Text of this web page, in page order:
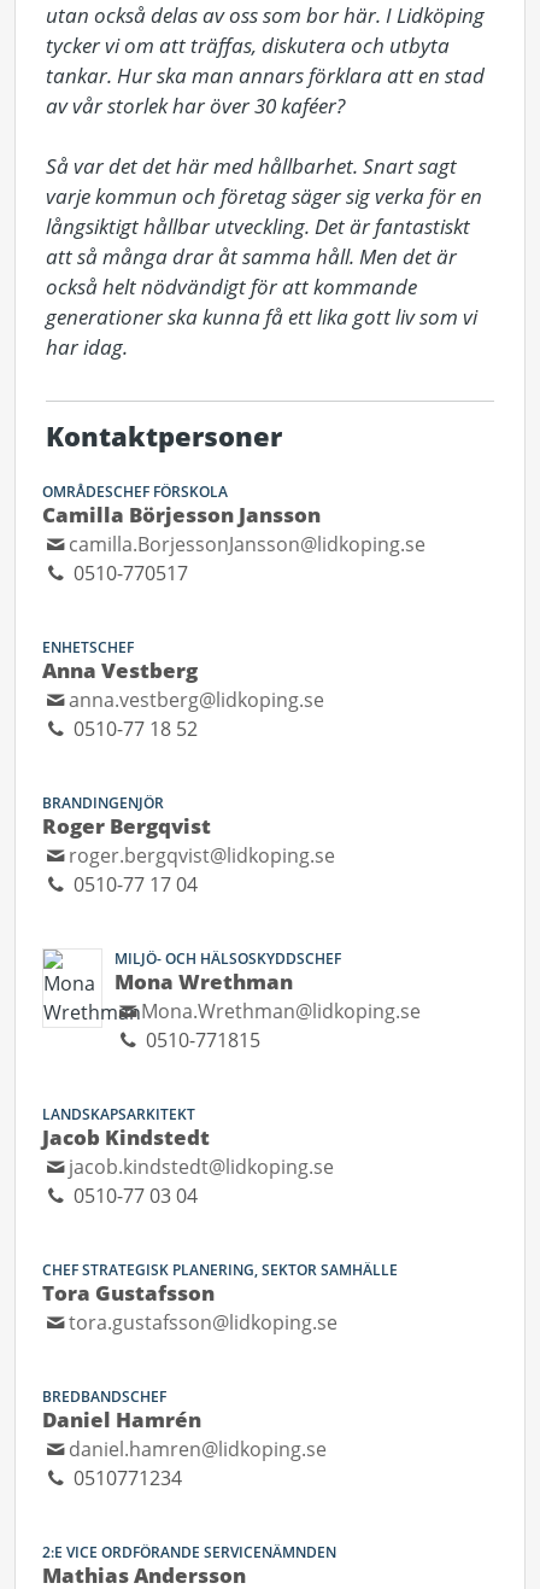
utan också delas av oss som bor här. I Lidköping
tycker vi om att träffas, diskutera och utbyta
tankar. Hur ska man annars förklara att en stad
av vår storlek har över 30 kaféer?
Så var det det här med hållbarhet. Snart sagt
varje kommun och företag säger sig verka för en
långsiktigt hållbar utveckling. Det är fantastiskt
att så många drar åt samma håll. Men det är
också helt nödvändigt för att kommande
generationer ska kunna få ett lika gott liv som vi
har idag.
Kontaktpersoner
OMRÅDESCHEF FÖRSKOLA
Camilla Börjesson Jansson
camilla.BorjessonJansson@lidkoping.se
0510-770517
ENHETSCHEF
Anna Vestberg
anna.vestberg@lidkoping.se
0510-77 18 52
BRANDINGENJÖR
Roger Bergqvist
roger.bergqvist@lidkoping.se
0510-77 17 04
MILJÖ- OCH HÄLSOSKYDDSCHEF
Mona Wrethman
Mona.Wrethman@lidkoping.se
0510-771815
LANDSKAPSARKITEKT
Jacob Kindstedt
jacob.kindstedt@lidkoping.se
0510-77 03 04
CHEF STRATEGISK PLANERING, SEKTOR SAMHÄLLE
Tora Gustafsson
tora.gustafsson@lidkoping.se
BREDBANDSCHEF
Daniel Hamrén
daniel.hamren@lidkoping.se
0510771234
2:E VICE ORDFÖRANDE SERVICENÄMNDEN
Mathias Andersson